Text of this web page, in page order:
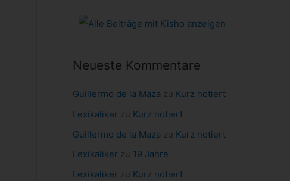
a
h
:
Neueste Kommentare
Guillermo de la Maza zu Kurz notiert
Lexikaliker zu Kurz notiert
Guillermo de la Maza zu Kurz notiert
Lexikaliker zu 19 Jahre
Lexikaliker zu Kurz notiert